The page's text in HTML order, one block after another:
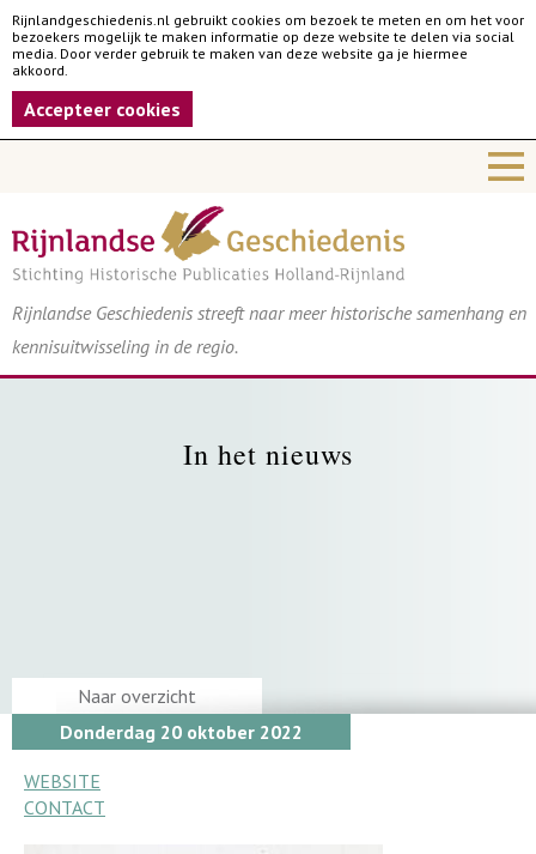
Rijnlandgeschiedenis.nl gebruikt cookies om bezoek te meten en om het voor
bezoekers mogelijk te maken informatie op deze website te delen via social
media. Door verder gebruik te maken van deze website ga je hiermee
akkoord.
Accepteer cookies
Rijnlandse Geschiedenis streeft naar meer historische samenhang en
kennisuitwisseling in de regio.
In het nieuws
Naar overzicht
Donderdag 20 oktober 2022
WEBSITE
CONTACT